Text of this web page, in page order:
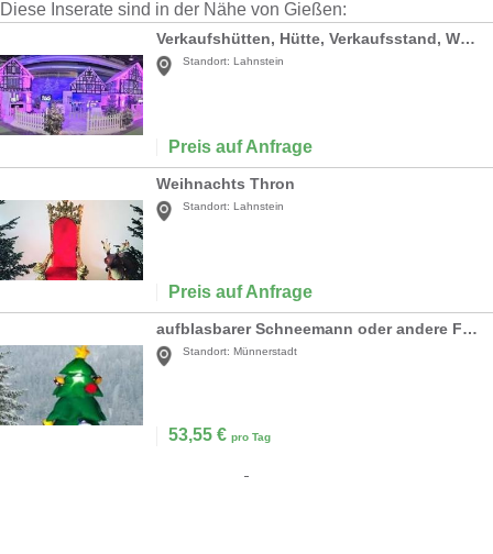
Diese Inserate sind in der Nähe von Gießen:
Verkaufshütten, Hütte, Verkaufsstand, Weihnachtsmarkthütte, Weihnachten, Winter, Kulisse, Weihnachtsdorf
Standort: Lahnstein
Preis auf Anfrage
Weihnachts Thron
Standort: Lahnstein
Preis auf Anfrage
aufblasbarer Schneemann oder andere Figuren, inkl. 19%MwSt
Standort: Münnerstadt
53,55 € pro Tag